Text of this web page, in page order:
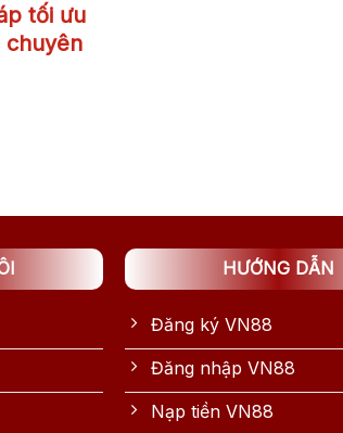
tối ưu
chuyên
HƯỚNG DẪN
Đăng ký VN88
Đăng nhập VN88
Nạp tiền VN88